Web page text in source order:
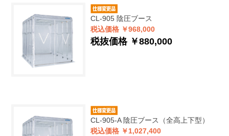
CL-905 陰圧ブース
税込価格 ￥968,000
税抜価格 ￥880,000
CL-905-A 陰圧ブース（全高上下型）
税込価格 ￥1,027,400